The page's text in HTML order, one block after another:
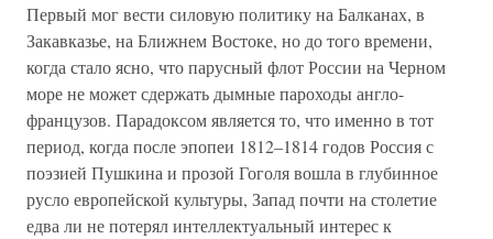
Первый мог вести силовую политику на Балканах, в
Закавказье, на Ближнем Востоке, но до того времени,
когда стало ясно, что парусный флот России на Черном
море не может сдержать дымные пароходы англо-
французов. Парадоксом является то, что именно в тот
период, когда после эпопеи 1812–1814 годов Россия с
поэзией Пушкина и прозой Гоголя вошла в глубинное
русло европейской культуры, Запад почти на столетие
едва ли не потерял интеллектуальный интерес к